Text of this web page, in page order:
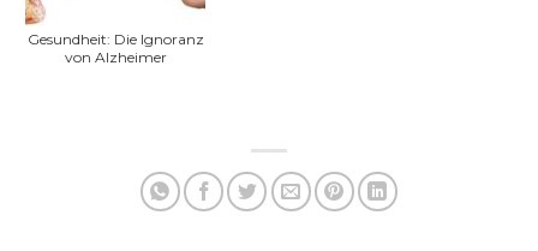
Gesundheit: Die Ignoranz
von Alzheimer